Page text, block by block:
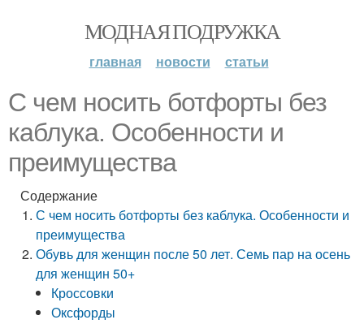
МОДНАЯ ПОДРУЖКА
главная новости статьи
С чем носить ботфорты без
каблука. Особенности и
преимущества
Содержание
С чем носить ботфорты без каблука. Особенности и
преимущества
Обувь для женщин после 50 лет. Семь пар на осень
для женщин 50+
Кроссовки
Оксфорды